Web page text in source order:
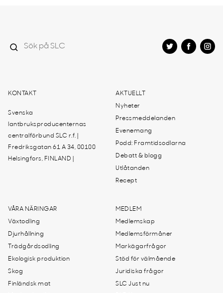
KONTAKT
Svenska
lantbruksproducenternas
centralförbund SLC r.f. |
Fredriksgatan 61 A 34, 00100
Helsingfors, FINLAND |
AKTUELLT
Nyheter
Pressmeddelanden
Evenemang
Podd: Framtidsodlarna
Debatt & blogg
Utlåtanden
Recept
VÅRA NÄRINGAR
Växtodling
Djurhållning
Trädgårdsodling
Ekologisk produktion
Skog
Finländsk mat
MEDLEM
Medlemskap
Medlemsförmåner
Markägarfrågor
Stöd för välmående
Juridiska frågor
SLC Just nu